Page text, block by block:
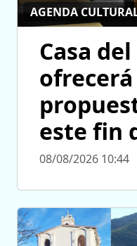
AGENDA
Casa
este fin
08/08/2026 10:44